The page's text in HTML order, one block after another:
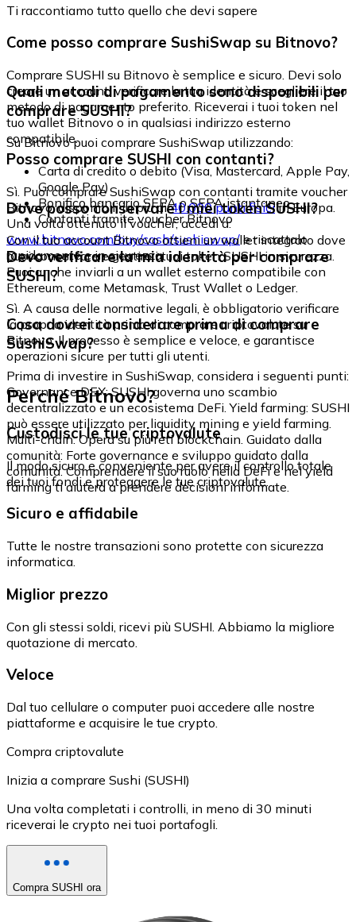
Ti raccontiamo tutto quello che devi sapere
Come posso comprare SushiSwap su Bitnovo?
Comprare SUSHI su Bitnovo è semplice e sicuro. Devi solo
creare un account, verificare la tua identità e scegliere il tuo
metodo di pagamento preferito. Riceverai i tuoi token nel
tuo wallet Bitnovo o in qualsiasi indirizzo esterno
compatibile.
Quali metodi di pagamento sono disponibili per
comprare SUSHI?
Su Bitnovo puoi comprare SushiSwap utilizzando:
Carta di credito o debito (Visa, Mastercard, Apple Pay,
Google Pay)
Bonifico bancario SEPA o SEPA istantaneo
Contanti tramite voucher Bitnovo
Posso comprare SUSHI con contanti?
Sì. Puoi comprare SushiSwap con contanti tramite voucher
Bitnovo, disponibili in più di40.000 punti fisiciin Europa.
Una volta ottenuto il voucher, accedi a:
www.bitnovo.com/buy/cash/sushiswap/e riscattalo
rapidamente e in sicurezza.
Dove posso conservare i miei token SUSHI?
Con il tuo account Bitnovo ottieni un wallet integrato dove
puoi conservare e gestire i tuoi token SUSHI in sicurezza.
Puoi anche inviarli a un wallet esterno compatibile con
Ethereum, come Metamask, Trust Wallet o Ledger.
Devo verificare la mia identità per comprare
SUSHI?
Sì. A causa delle normative legali, è obbligatorio verificare
la propria identità prima di comprare criptovalute su
Bitnovo. Il processo è semplice e veloce, e garantisce
operazioni sicure per tutti gli utenti.
Cosa dovrei considerare prima di comprare
SushiSwap?
Prima di investire in SushiSwap, considera i seguenti punti:
Governance DEX: SUSHI governa uno scambio
decentralizzato e un ecosistema DeFi. Yield farming: SUSHI
può essere utilizzato per liquidity mining e yield farming.
Multi-chain: Opera su più reti blockchain. Guidato dalla
comunità: Forte governance e sviluppo guidato dalla
comunità. Comprendere il suo ruolo nella DeFi e nel yield
farming ti aiuterà a prendere decisioni informate.
Perché Bitnovo?
Custodisci le tue criptovalute
Il modo sicuro e conveniente per avere il controllo totale
dei tuoi fondi e proteggere le tue criptovalute.
Sicuro e affidabile
Tutte le nostre transazioni sono protette con sicurezza
informatica.
Miglior prezzo
Con gli stessi soldi, ricevi più SUSHI. Abbiamo la migliore
quotazione di mercato.
Veloce
Dal tuo cellulare o computer puoi accedere alle nostre
piattaforme e acquisire le tue crypto.
Compra criptovalute
Inizia a comprare Sushi (SUSHI)
Una volta completati i controlli, in meno di 30 minuti
riceverai le crypto nei tuoi portafogli.
Compra SUSHI ora